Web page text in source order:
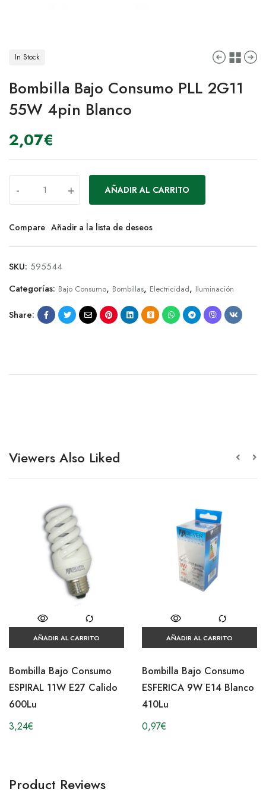
In Stock
Bombilla Bajo Consumo PLL 2G11
55W 4pin Blanco
2,07€
- + AÑADIR AL CARRITO
Compare Añadir a la lista de deseos
SKU: 595544
Categorías: Bajo Consumo, Bombillas, Electricidad, Iluminación
Share:
Viewers Also Liked
AÑADIR AL CARRITO
Bombilla Bajo Consumo
ESPIRAL 11W E27 Calido
600Lu
3,24€
AÑADIR AL CARRITO
Bombilla Bajo Consumo
ESFERICA 9W E14 Blanco
410Lu
0,97€
Product Reviews